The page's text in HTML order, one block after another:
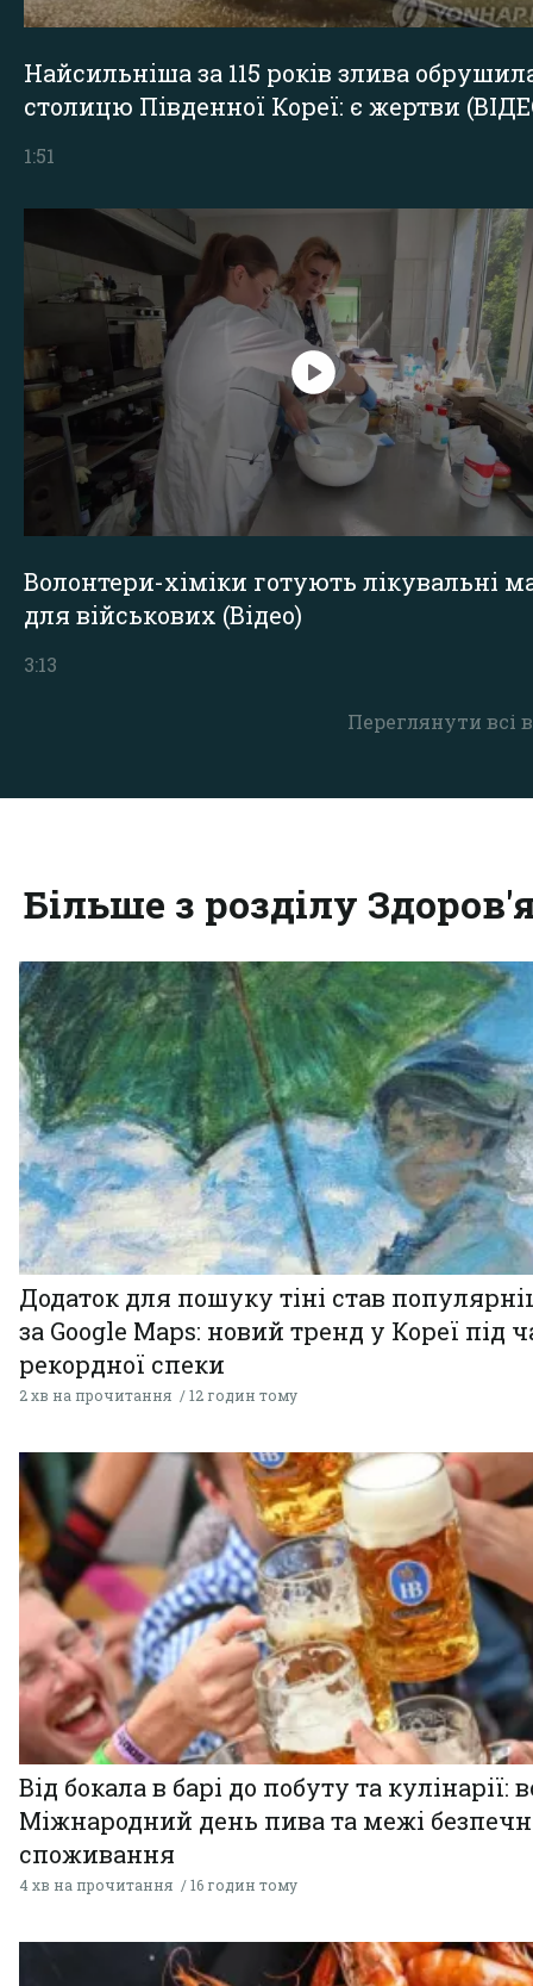
Переглянути всі
Найсильніша за 115 років злива
столицю Південної Кореї: є жертви
1:51
Волонтери-хіміки готують лікувальні
для військових (Відео)
3:13
Більше з розділу
Додаток для пошуку тіні став
за Google Maps: новий тренд у Кореї під
рекордної спеки
2 хв на прочитання 12 годин тому
Від бокала в барі до побуту та кулінарії:
Міжнародний день пива та межі
споживання
4 хв на прочитання 16 годин тому